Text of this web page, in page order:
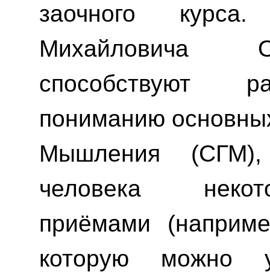
заочного
Михайловича
способствуют
пониманию
Мышления
человека
приёмами
которую